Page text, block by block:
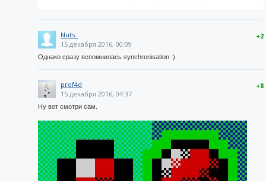
+2
Nuts_
15 декабря 2016, 00:09
Однако сразу вспомнилась synchronisation :)
+8
prof4d
15 декабря 2016, 04:37
Ну вот смотри сам.